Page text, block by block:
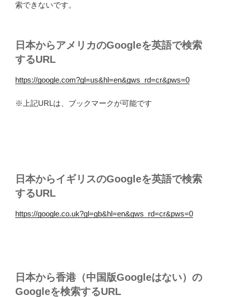
索できないです。
日本からアメリカのGoogleを英語で検索
するURL
https://google.com?gl=us&hl=en&gws_rd=cr&pws=0
※上記URLは、ブックマークが可能です
日本からイギリスのGoogleを英語で検索
するURL
https://google.co.uk?gl=gb&hl=en&gws_rd=cr&pws=0
日本から香港（中国版Googleはない）の
Googleを検索するURL